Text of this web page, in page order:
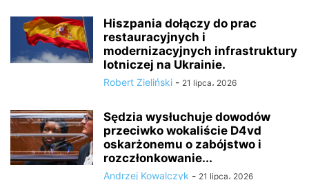
Hiszpania dołączy do prac
restauracyjnych i
modernizacyjnych infrastruktury
lotniczej na Ukrainie.
Robert Zieliński - 21 lipca، 2026
Sędzia wysłuchuje dowodów
przeciwko wokaliście D4vd
oskarżonemu o zabójstwo i
rozczłonkowanie...
Andrzej Kowalczyk - 21 lipca، 2026